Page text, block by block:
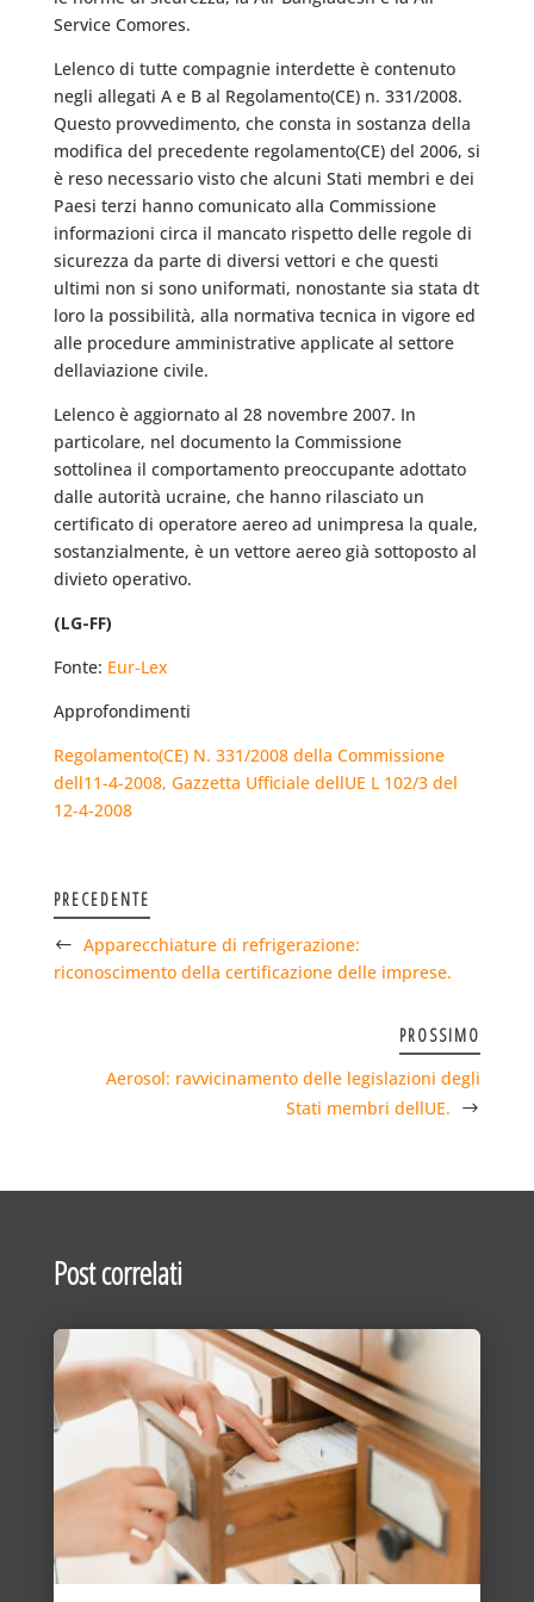
Service Comores.
Lelenco di tutte compagnie interdette è contenuto
negli allegati A e B al Regolamento(CE) n. 331/2008.
Questo provvedimento, che consta in sostanza della
modifica del precedente regolamento(CE) del 2006, si
è reso necessario visto che alcuni Stati membri e dei
Paesi terzi hanno comunicato alla Commissione
informazioni circa il mancato rispetto delle regole di
sicurezza da parte di diversi vettori e che questi
ultimi non si sono uniformati, nonostante sia stata dt
loro la possibilità, alla normativa tecnica in vigore ed
alle procedure amministrative applicate al settore
dellaviazione civile.
Lelenco è aggiornato al 28 novembre 2007. In
particolare, nel documento la Commissione
sottolinea il comportamento preoccupante adottato
dalle autorità ucraine, che hanno rilasciato un
certificato di operatore aereo ad unimpresa la quale,
sostanzialmente, è un vettore aereo già sottoposto al
divieto operativo.
(LG-FF)
Fonte: Eur-Lex
Approfondimenti
Regolamento(CE) N. 331/2008 della Commissione
dell11-4-2008, Gazzetta Ufficiale dellUE L 102/3 del
12-4-2008
PRECEDENTE
Apparecchiature di refrigerazione:
riconoscimento della certificazione delle imprese.
PROSSIMO
Aerosol: ravvicinamento delle legislazioni degli
Stati membri dellUE.
Post correlati